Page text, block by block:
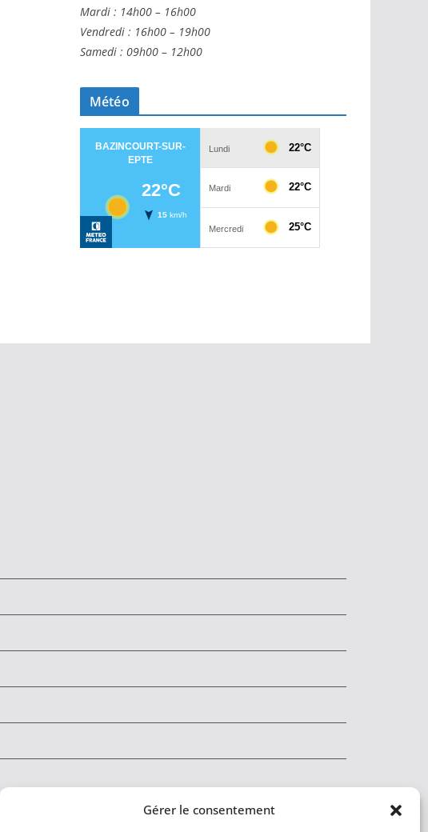
Gérer le consentement
Mardi : 14h00 – 16h00
Vendredi : 16h00 – 19h00
Samedi : 09h00 – 12h00
Météo